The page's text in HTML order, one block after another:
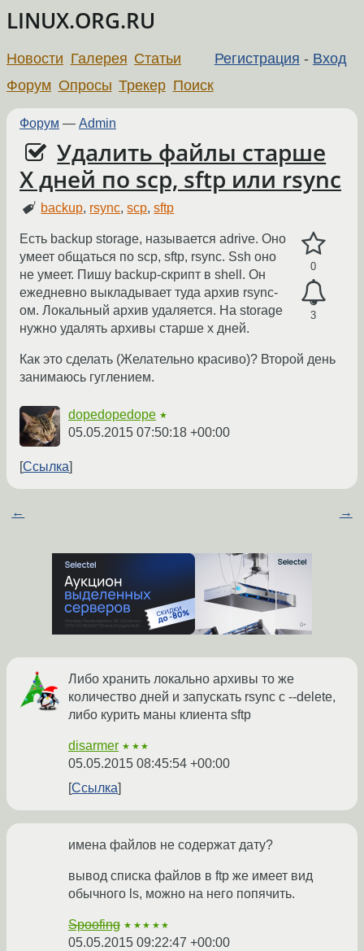
LINUX.ORG.RU
Регистрация - Вход
Новости Галерея Статьи
Форум Опросы Трекер Поиск
Форум — Admin
Удалить файлы старше
X дней по scp, sftp или rsync
backup, rsync,scp,sftp
0
3
Есть backup storage, называется adrive. Оно
умеет общаться по scp, sftp, rsync. Ssh оно
не умеет. Пишу backup-скрипт в shell. Он
ежедневно выкладывает туда архив rsync-
ом. Локальный архив удаляется. На storage
нужно удалять архивы старше х дней.
Как это сделать (Желательно красиво)? Второй день
занимаюсь гуглением.
dopedopedope ★
05.05.2015 07:50:18 +00:00
Ссылка
← →
Либо хранить локально архивы то же
количество дней и запускать rsync с --delete,
либо курить маны клиента sftp
disarmer ★★★
05.05.2015 08:45:54 +00:00
Ссылка
имена файлов не содержат дату?
вывод списка файлов в ftp же имеет вид
обычного ls, можно на него попячить.
Spoofing ★★★★★
05.05.2015 09:22:47 +00:00